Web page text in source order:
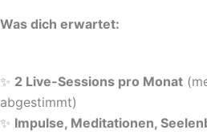
Was dich erwartet:
✨ 2 Live-Sessions pro Monat
abgestimmt)
✨ Impulse, Meditationen,